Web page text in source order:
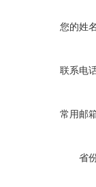
您的姓
联系电
常用邮
省